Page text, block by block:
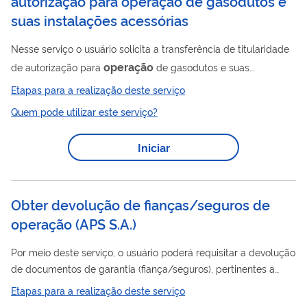
suas instalações acessórias
Nesse serviço o usuário solicita a transferência de titularidade
de autorização para operação de gasodutos e suas
instalações acessórias, de acordo com a Resolução ANP Nº
52/2015 . Para utilizar esse serviço você deve ter um cadastro
como usuário externo do SEI-ANP. Para mais informações
acesse o serviço " Solicitar cadastro como usuário externo no
Etapas para a realização deste serviço
Quem pode utilizar este serviço?
Iniciar
Obter devolução de fianças/seguros de
operação (APS S.A.)
Por meio deste serviço, o usuário poderá requisitar a devolução
de documentos de garantia (fiança/seguros), pertinentes a
movimentação/serviços.
Etapas para a realização deste serviço